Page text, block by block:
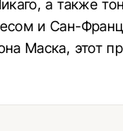
а также
и Сан-
Маска, этот